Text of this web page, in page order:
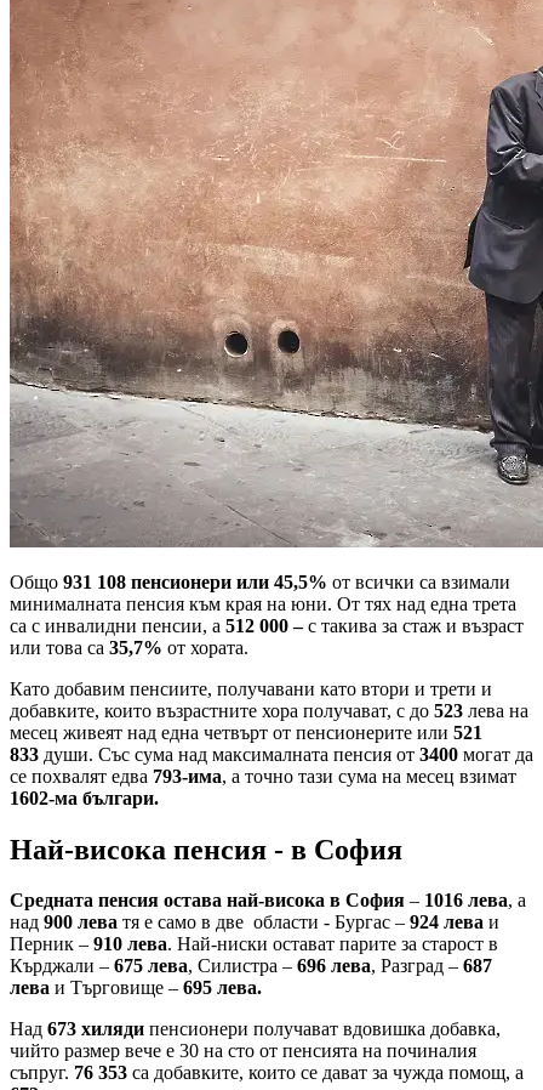
Общо 931 108 пенсионери или 45,5% от всички са взимали
минималната пенсия към края на юни. От тях над една трета
са с инвалидни пенсии, а 512 000 –с такива за стаж и възраст
или това са 35,7% от хората.
Като добавим пенсиите, получавани като втори и трети и
добавките, които възрастните хора получават, с до 523 лева на
месец живеят над една четвърт от пенсионерите или 521
833 души. Със сума над максималната пенсия от 3400 могат да
се похвалят едва 793-има, а точно тази сума на месец взимат
1602-ма българи.
Най-висока пенсия - в София
Средната пенсия остава най-висока в София – 1016 лева, а
над 900 лева тя е само в две области - Бургас – 924 лева и
Перник – 910 лева. Най-ниски остават парите за старост в
Кърджали – 675 лева, Силистра – 696 лева, Разград – 687
лева и Търговище – 695 лева.
Над 673 хиляди пенсионери получават вдовишка добавка,
чийто размер вече е 30 на сто от пенсията на починалия
съпруг. 76 353 са добавките, които се дават за чужда помощ, а